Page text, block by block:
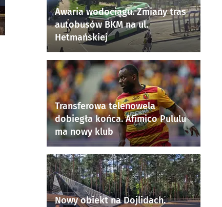
Awaria wodociągu. Zmiany tras
autobusów BKM na ul.
Hetmańskiej
Transferowa telenowela
dobiegła końca. Afimico Pululu
ma nowy klub
Nowy obiekt na Dojlidach.